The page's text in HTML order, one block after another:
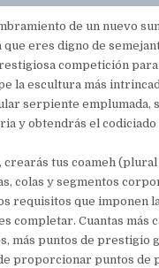
de un nuevo
que eres digno de
competición
la escultura más
serpiente emplumada,
y obtendrás el
crearás tus coameh (plural
colas y segmentos
requisitos que imponen
completar. Cuantas más
más puntos de prestigio
proporcionar puntos de